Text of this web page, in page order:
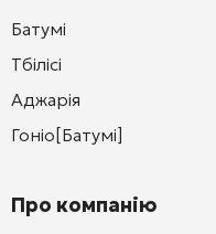
Батумі
Тбілісі
Аджарія
Гоніо[Батумі]
Про компанію